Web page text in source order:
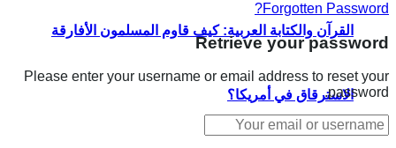
القرآن والكتابة العربية: كيف قاوم المسلمون الأفارقة
الاسترقاق في أمريكا؟
Forgotten Password?
Retrieve your password
Please enter your username or email address to reset your
password.